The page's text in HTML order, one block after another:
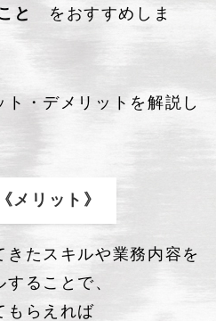
と
をおすすめしま
・デメリットを解説し
メリット 》
たスキルや業務内容を
ることで、
もらえれば